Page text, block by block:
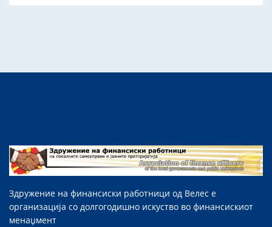
Здружение на финансиски работници од Велес е
организација со долгогодишно искуство во финансискиот
менаџмент